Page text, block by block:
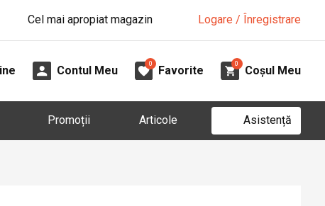
Cel mai apropiat magazin Logare / Înregistrare
Contul Meu
0
Favorite
0
Coșul Meu
Promoții Articole Asistență